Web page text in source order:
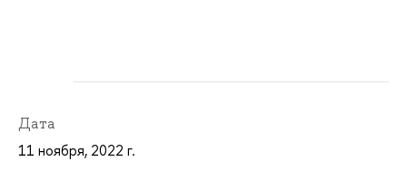
Дата
11 ноября, 2022 г.